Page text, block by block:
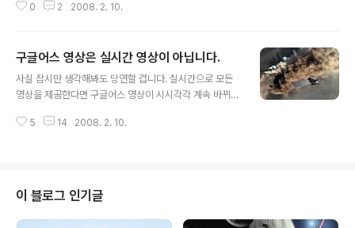
나오는 죽순처럼 생긴 건물도 아주 유명한 건물인데 이름을 잘 모르겠구요, 중
일을 작성하면 KML로 변환해 주는 툴입니다. 자세한 설명은 여기를 참고하세
요 (via Google Earth Blog) Latitude Longitude Name Description I
con 43°36'34.86"N ..
0 2 2008. 2. 10.
구글어스 영상은 실시간 영상이 아닙니다.
사실 잠시만 생각해봐도 당연할 겁니다. 실시간으로 모든
영상을 제공한다면 구글어스 영상이 시시각각 계속 바뀌어
인데 왜 갱신되지 않느냐고 묻는 분이 계십니다. 그 이유는
직임이 추적당하는 것이 아니냐... 라고 말씀을 하는 분들도
계십니다. 물론 쓸 데 없는 걱정에 불과합니다. 그 이유도
아래를 쭉 읽어 내려가보시면 아실 수 있을 것입니다. 심지
5 14 2008. 2. 10.
이 블로그 인기글